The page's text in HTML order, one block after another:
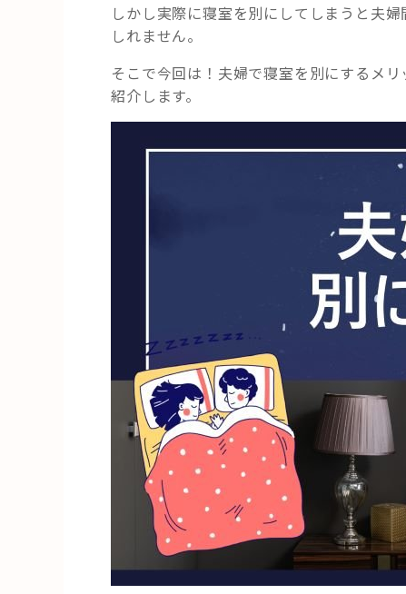
しかし実際に寝室を別にしてしまうと夫
しれません。
そこで今回は！夫婦で寝室を別にするメ
紹介します。